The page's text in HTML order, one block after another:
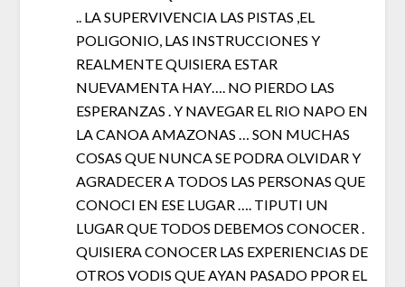
.. LA SUPERVIVENCIA LAS PISTAS ,EL
POLIGONIO, LAS INSTRUCCIONES Y
REALMENTE QUISIERA ESTAR
NUEVAMENTA HAY…. NO PIERDO LAS
ESPERANZAS . Y NAVEGAR EL RIO NAPO EN
LA CANOA AMAZONAS … SON MUCHAS
COSAS QUE NUNCA SE PODRA OLVIDAR Y
AGRADECER A TODOS LAS PERSONAS QUE
CONOCI EN ESE LUGAR …. TIPUTI UN
LUGAR QUE TODOS DEBEMOS CONOCER .
QUISIERA CONOCER LAS EXPERIENCIAS DE
OTROS VODIS QUE AYAN PASADO PPOR EL